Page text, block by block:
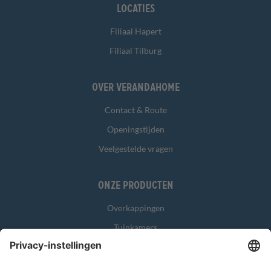
Locaties
Filiaal Hapert
Filiaal Tilburg
Over Verandahome
Contact & Route
Openingstijden
Veelgestelde vragen
Onze producten
Overkappingen
Tuinkamers